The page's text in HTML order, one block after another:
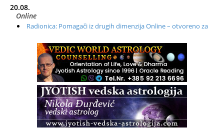
20.08.
Online
Radionica: Pomagači iz drugih dimenzija Online – otvoreno za
Zagreb+Online
Osnovni ThetaHealing® tečaj, Zagreb i Online
Zagreb
Osnovna radionica za izscjeljivanje pranom (Basic Pranic
Healing course)
Access BARS®, otpusti stres